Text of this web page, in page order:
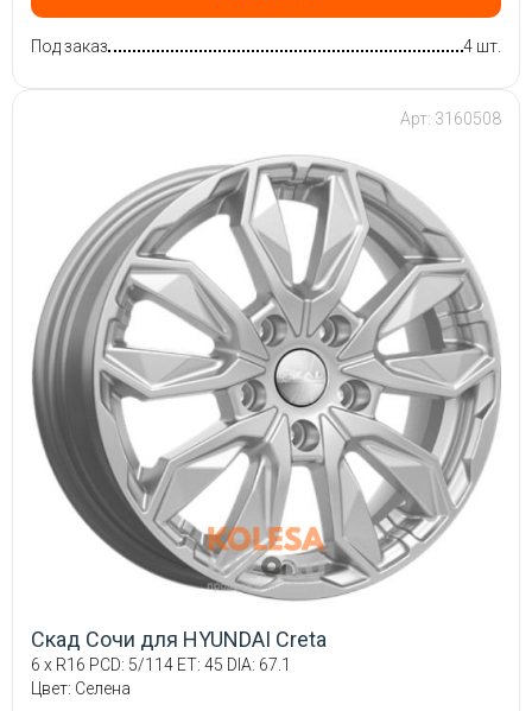
Под заказ 4 шт.
Арт: 3160508
Скад Сочи для HYUNDAI Creta
6 x R16 PCD: 5/114 ET: 45 DIA: 67.1
Цвет: Селена